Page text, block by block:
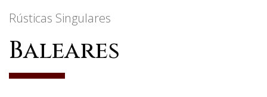
Rústicas Singulares
Baleares